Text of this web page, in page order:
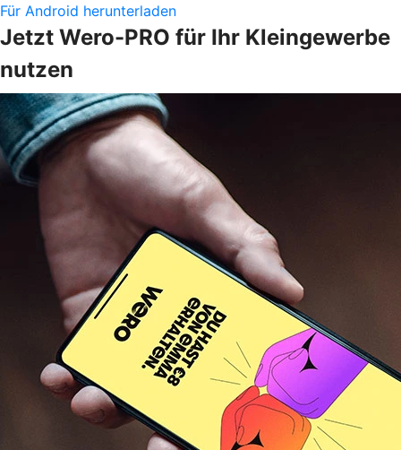
Für Android herunterladen
Jetzt Wero-PRO für Ihr Kleingewerbe
nutzen